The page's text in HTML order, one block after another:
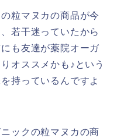
粒マヌカの商品が今
若干迷っていたから
も友達が薬院オーガ
オススメかも♪という
持っているんですよ
ックの粒マヌカの商